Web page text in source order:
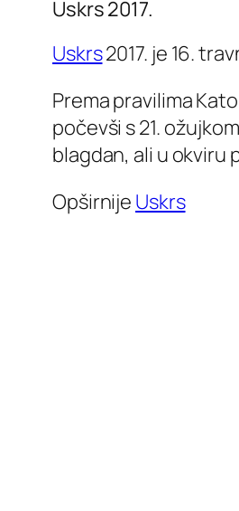
Uskrs 2017.
Uskrs2017. je 16.
Prema pravilima
počevši s 21.
blagdan, ali u okviru
Opširnije Uskrs